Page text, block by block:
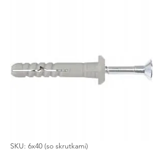
SKU: 6x40 (so skrutkami)